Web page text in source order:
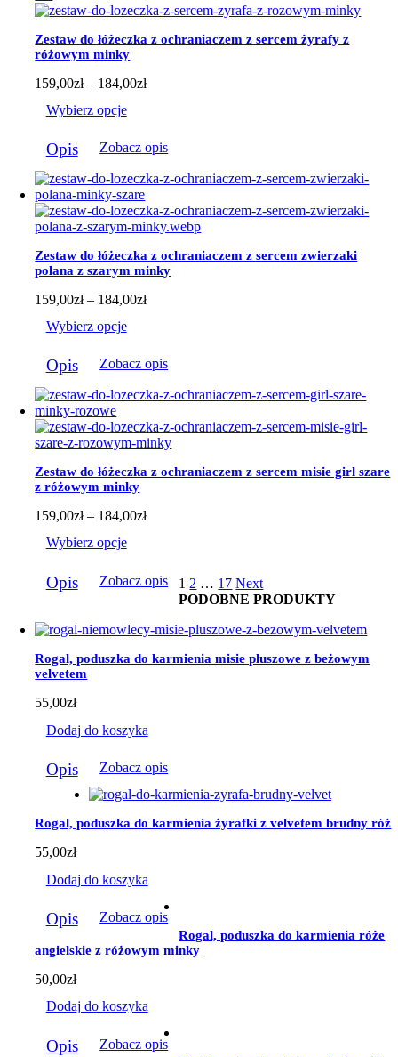
Opcje
można
wybrać
na
stronie
Zestaw do łóżeczka z ochraniaczem z sercem żyrafy z
różowym minky
159,00zł – 184,00złZakres
do
Wybierz opcje
produkt
ma
wiele
wariantów.
Opcje
można
wybrać
na
stronie
produktu
Opis Zobacz opis
Zestaw do łóżeczka z ochraniaczem z sercem zwierzaki
polana z szarym minky
159,00zł – 184,00złZakres
do
Wybierz opcje
produkt
ma
wiele
wariantów.
Opcje
można
wybrać
na
stronie
produktu
Opis Zobacz opis
Zestaw do łóżeczka z ochraniaczem z sercem misie girl szare
z różowym minky
159,00zł – 184,00złZakres
do
184,00zł
Wybierz opcje
produkt
wariantów.
można
wybrać
na
stronie
produktu
Opis Zobacz opis 1 2 … 17 Next
PODOBNE PRODUKTY
Rogal, poduszka do karmienia misie pluszowe z beżowym
velvetem
55,00zł
Dodaj do koszyka
Opis Zobacz opis
Rogal, poduszka do karmienia żyrafki z velvetem brudny róż
55,00zł
Dodaj do koszyka
Opis Zobacz opis
Rogal, poduszka do karmienia róże
angielskie z różowym minky
50,00zł
Dodaj do koszyka
Opis Zobacz opis